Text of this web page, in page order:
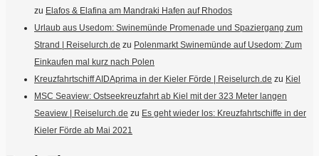
zu Elafos & Elafina am Mandraki Hafen auf Rhodos
Urlaub aus Usedom: Swinemünde Promenade und Spaziergang zum
Strand | Reiselurch.de zu Polenmarkt Swinemünde auf Usedom: Zum
Einkaufen mal kurz nach Polen
Kreuzfahrtschiff AIDAprima in der Kieler Förde | Reiselurch.de zu Kiel
MSC Seaview: Ostseekreuzfahrt ab Kiel mit der 323 Meter langen
Seaview | Reiselurch.de zu Es geht wieder los: Kreuzfahrtschiffe in der
Kieler Förde ab Mai 2021